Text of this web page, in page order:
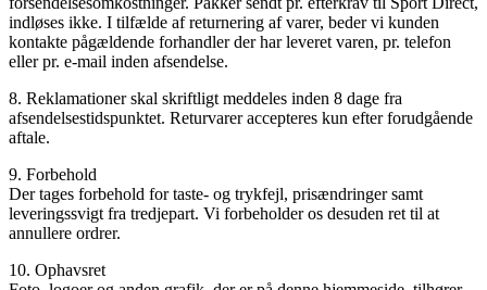
indløses ikke. I tilfælde af returnering af varer, beder vi kunden
kontakte pågældende forhandler der har leveret varen, pr. telefon
eller pr. e-mail inden afsendelse.
8. Reklamationer skal skriftligt meddeles inden 8 dage fra
afsendelsestidspunktet. Returvarer accepteres kun efter forudgående
aftale.
9. Forbehold
Der tages forbehold for taste- og trykfejl, prisændringer samt
leveringssvigt fra tredjepart. Vi forbeholder os desuden ret til at
annullere ordrer.
10. Ophavsret